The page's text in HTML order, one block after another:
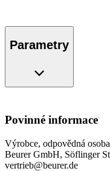
Parametry
Povinné informace
Výrobce, odpovědná osoba
Beurer GmbH, Söflinger
vertrieb@beurer.de